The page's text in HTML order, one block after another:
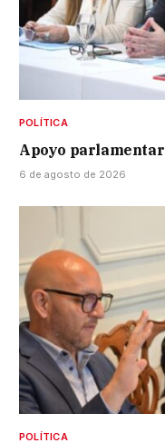
POLÍTICA
Apoyo
6 de agosto de 2026
POLÍTICA